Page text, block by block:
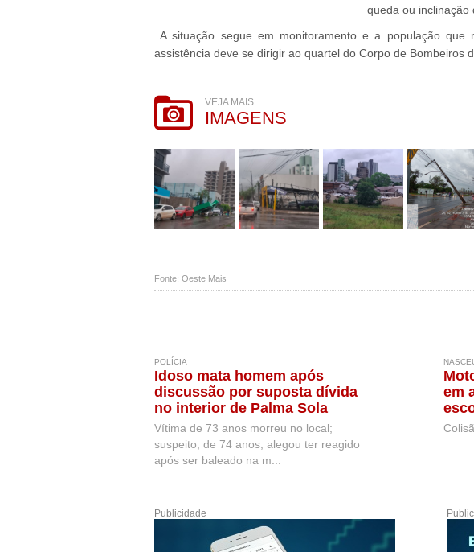
queda ou inclinação
A situação segue em monitoramento e a população
assistência deve se dirigir ao quartel do Corpo de Bombeiros
VEJA MAIS
IMAGENS
Fonte: Oeste Mais
POLÍCIA
Idoso mata homem após
discussão por suposta dívida
no interior de Palma Sola
Vítima de 73 anos morreu no local;
suspeito, de 74 anos, alegou ter reagido
após ser baleado na m...
em
Publicidade